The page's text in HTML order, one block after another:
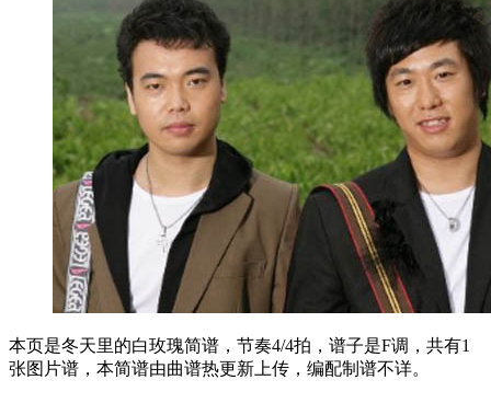
本页是冬天里的白玫瑰简谱，节奏4/4拍，谱子是F调，共有1
张图片谱，本简谱由曲谱热更新上传，编配制谱不详。